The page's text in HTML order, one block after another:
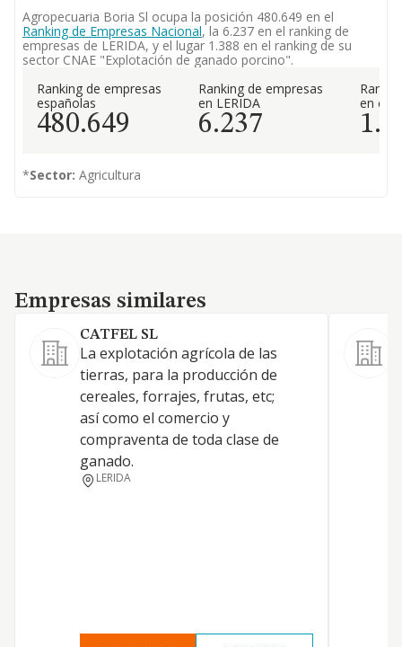
Agropecuaria Boria Sl ocupa la posición 480.649 en el
Ranking de Empresas Nacional, la 6.237 en el ranking de
empresas de LERIDA, y el lugar 1.388 en el ranking de su
sector CNAE "Explotación de ganado porcino".
Ranking de empresas
españolas
480.649
Ranking de empresas
en LERIDA
6.237
en el
*Sector: Agricultura
Empresas similares
Empresas similares
CATFEL SL
La explotación agrícola de las
tierras, para la producción de
cereales, forrajes, frutas, etc;
así como el comercio y
compraventa de toda clase de
ganado.
LERIDA